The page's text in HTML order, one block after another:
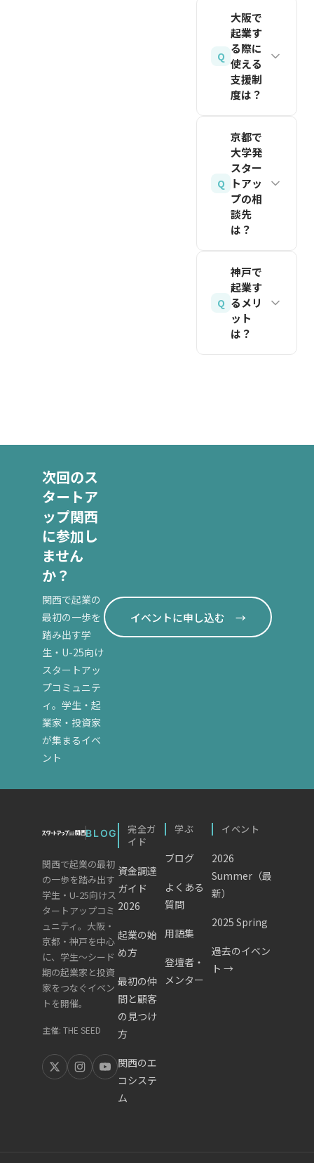
トが開催
されてい
ます。
関連記事
壁は低く
なってい
ます。ま
ずはイベ
ントや
のWeb
サイトか
ら相談し
てみまし
ょう。
して先輩
起業家の
話を聞く
ことから
始めてく
在学中で
も法人設
立は可能
で、THE
SEEDの
ような
相談にプ
ロダクト
は必須で
はありま
2018年
から運営
する、関
西の学
生・若者
プコミュ
ニティで
す。起業
家やVC
によるセ
ッショ
トワーキ
ングを通
じて、起
業に関心
ます。こ
（2026
年8月時
点）。
創造館の
創業支援
プログラ
ム、京都
リサーチ
（KRP）
のインキ
ュベーシ
ョン、神
戸市のス
タートア
援、
KANSAI
SEED
NEXT
ど多様な
補助金・
助成金情
報も提供
Q
大阪で
起業す
る際に
使える
支援制
度は？
大阪産業
創造館
（サンソ
ウカン）
が創業チ
ャレンジ
業計画作
成講座な
ど幅広い
創業支援
業支援等
されるな
どの優遇
がありま
資金面の
意されて
産業創造
区町村の
窓口に問
Q
京都で
大学発
スター
トアッ
プの相
談先
は？
学発スタ
ートアッ
プを検討
する場
が近道で
連携本
部」があ
り、起業
す。大学
えた支援
パーク
Q
神戸で
起業す
るメリ
ット
は？
スケア分
野であれ
援、メン
を受けや
す。海外
VCと提
次回のス
タートア
ップ関西
に参加し
ません
か？
関西で起業の
最初の一歩を
踏み出す学
生・U-25向け
スタートアッ
プコミュニテ
ィ。学生・起
業家・投資家
が集まるイベ
ント
イベントに申し込む →
BLOG
関西で起業の最初
の一歩を踏み出す
学生・U-25向けス
タートアップコミ
ュニティ。大阪・
京都・神戸を中心
に、学生〜シード
期の起業家と投資
家をつなぐイベン
トを開催。
主催: THE SEED
完全ガ
イド
資金調達
ガイド
2026
起業の始
め方
最初の仲
間と顧客
の見つけ
方
関西のエ
コシステ
ム
学ぶ
ブログ
よくある
質問
用語集
登壇者・
メンター
イベント
2026
Summer（最
新）
2025 Spring
過去のイベン
ト →